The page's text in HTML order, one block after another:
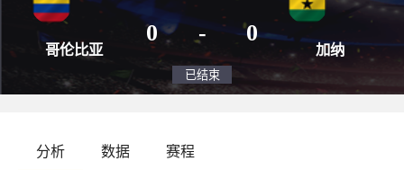
哥伦比亚
世界杯 | 2026-07-04 09:30
0
分析 数据 赛程